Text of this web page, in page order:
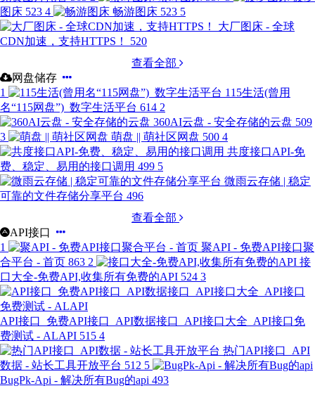
图床 523 4 畅游图床 523 5
大厂图床 - 全球
CDN加速，支持HTTPS！
520
查看全部
网盘储存
1
115生活(曾用
名“115网盘”)_数字生活平台 614 2
360AI云盘 - 安全存储的云盘 509
3
萌盘 || 萌社区网盘 500 4
共度接口API-免
费、稳定、易用的接口调用 499 5
微雨云存储 | 稳定
可靠的文件存储分享平台 496
查看全部
API接口
1
聚API - 免费API接口聚
合平台 - 首页 863 2
接
口大全-免费API,收集所有免费的API 524 3
API接口_免费API接口_API数据接口_API接口大全_API接口免
费测试 - ALAPI 515 4
热门API接口_API
数据 - 站长工具开放平台 512 5
BugPk-Api - 解决所有Bug的api 493